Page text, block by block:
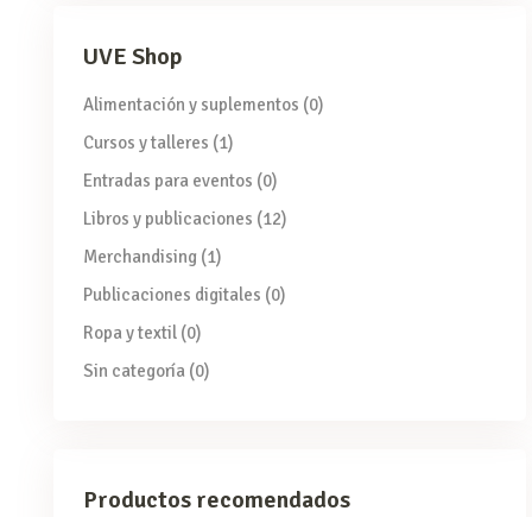
UVE Shop
Alimentación y suplementos (0)
Cursos y talleres (1)
Entradas para eventos (0)
Libros y publicaciones (12)
Merchandising (1)
Publicaciones digitales (0)
Ropa y textil (0)
Sin categoría (0)
Productos recomendados